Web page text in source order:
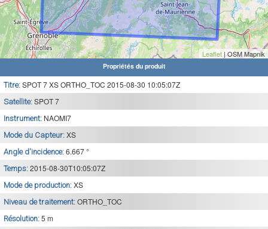
Leaflet | OSM Mapnik
Propriétés du produit
Titre: SPOT 7 XS ORTHO_TOC 2015-08-30 10:05:07Z
Satellite: SPOT 7
Instrument: NAOMI7
Mode du Capteur: XS
Angle d'incidence: 6.667 °
Temps: 2015-08-30T10:05:07Z
Mode de production: XS
Niveau de traitement: ORTHO_TOC
Résolution: 5 m